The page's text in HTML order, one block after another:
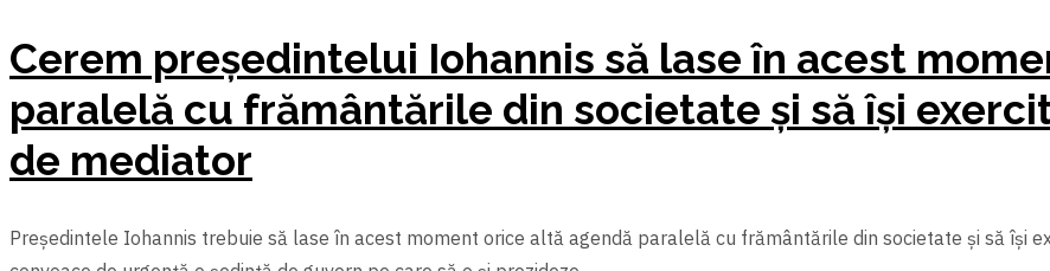
Cerem preşedintelui Iohannis să lase în acest
paralelă cu frământările din societate şi să îşi
de mediator
Preşedintele Iohannis trebuie să lase în acest moment orice altă agendă paralelă cu frământările din societate şi să îşi